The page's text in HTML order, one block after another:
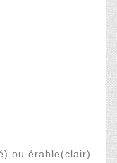
ou érable(clair)